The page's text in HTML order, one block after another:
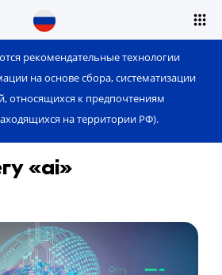
рекомендательные технологии
на основе сбора, систематизации
относящихся к предпочтениям
на территории РФ).
«ai»